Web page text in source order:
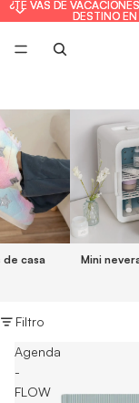
¿TE VAS DE
DESTINO
¿TE VAS DE
DESTINO
de casa Mini
Filtro
Agenda
-
FLOW